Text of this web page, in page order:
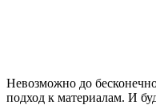
Невозможно до
подход к материалам. И